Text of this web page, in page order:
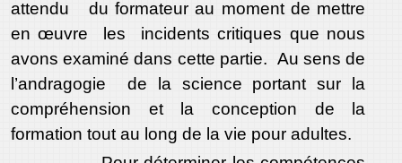
attendu du formateur au moment de mettre
en œuvre les incidents critiques que nous
avons examiné dans cette partie. Au sens de
l’andragogie de la science portant sur la
compréhension et la conception de la
formation tout au long de la vie pour adultes.